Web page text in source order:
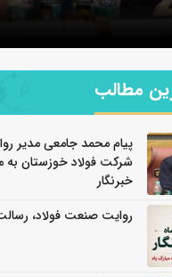
فولاد،‌ رسالت خبرنگار
مطالب
پیام محمد جامعی مدیر
شرکت فولاد خوزستان به
خبرنگار
روایت صنعت فولاد،‌